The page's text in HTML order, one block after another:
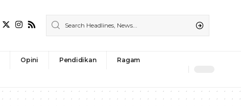
Opini Pendidikan Ragam